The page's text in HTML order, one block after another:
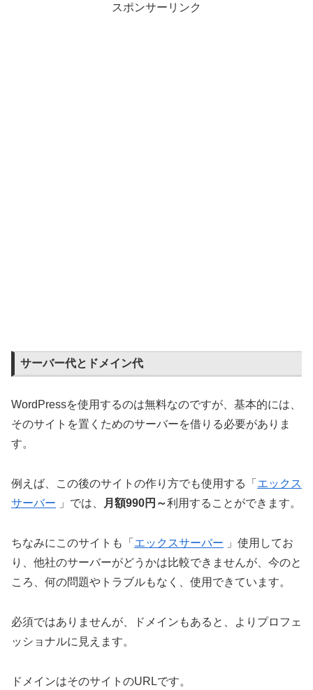
スポンサーリンク
サーバー代とドメイン代
WordPressを使用するのは無料なのですが、基本的には、
そのサイトを置くためのサーバーを借りる必要がありま
す。
例えば、この後のサイトの作り方でも使用する「 エックス
サーバー
」では、 月額990円～利用することができます。
ちなみにこのサイトも「 エックスサーバー
」使用してお
り、他社のサーバーがどうかは比較できませんが、今のと
ころ、何の問題やトラブルもなく、使用できています。
必須ではありませんが、ドメインもあると、よりプロフェ
ッショナルに見えます。
ドメインはそのサイトのURLです。